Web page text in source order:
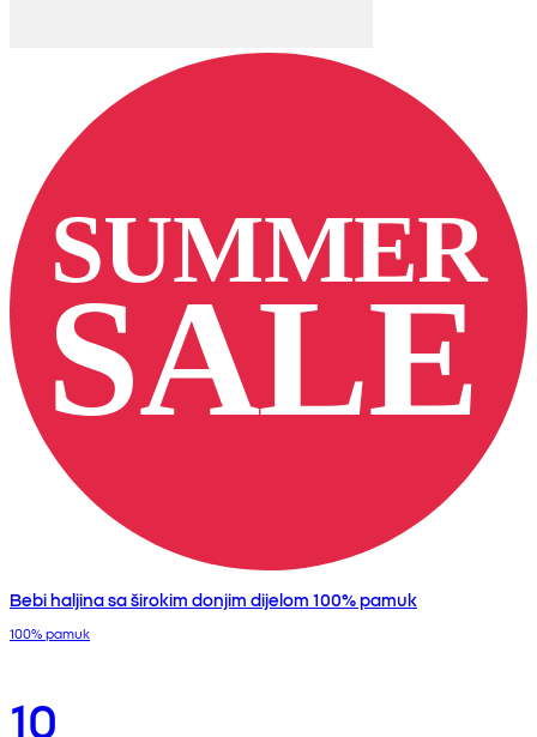
Bebi haljina sa širokim donjim dijelom 100% pamuk
100% pamuk
10